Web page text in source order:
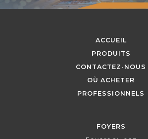
ACCUEIL
PRODUITS
CONTACTEZ-NOUS
OÙ ACHETER
PROFESSIONNELS
FOYERS